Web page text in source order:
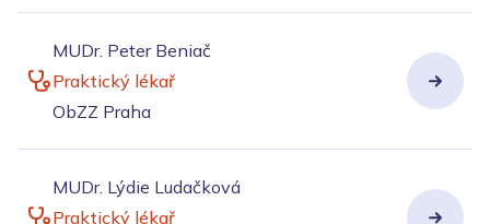
MUDr. Peter Beniač
Praktický lékař
ObZZ Praha
MUDr. Lýdie Ludačková
Praktický lékař